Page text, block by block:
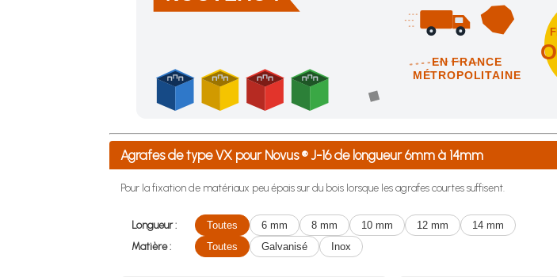
EN FRANCE
MÉTROPOLITAINE
Achetez 4 sachets ou boîtes d'agrafes ou de pointes et nous vous offrons les frais
Agrafes de type VX pour Novus ® J-16 de longueur 6mm à 14mm
Pour la fixation de matériaux peu épais sur du bois lorsque les agrafes courtes suffisent.
Longueur : Toutes 6 mm 8 mm 10 mm 12 mm
14 mm
Matière :
Toutes Galvanisé Inox